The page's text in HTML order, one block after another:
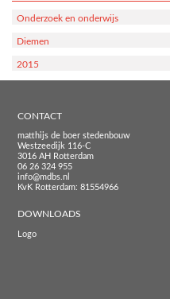
Onderzoek en onderwijs
Diemen
2015
CONTACT
matthijs de boer stedenbouw
Westzeedijk 116-C
3016 AH Rotterdam
06 26 324 955
info@mdbs.nl
KvK Rotterdam: 81554966
DOWNLOADS
Logo